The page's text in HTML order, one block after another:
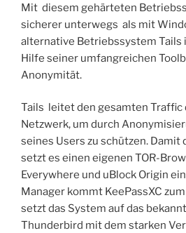
Mit diesem gehärteten
sicherer unterwegs als mit
alternative Betriebssystem Tails
Hilfe seiner umfangreichen
Anonymität.
Tails leitet den gesamten Traffic
Netzwerk, um durch
seines Users zu schützen.
setzt es einen eigenen TOR-
Everywhere und uBlock Origin
Manager kommt KeePassXC
setzt das System auf das
Thunderbird mit dem starken